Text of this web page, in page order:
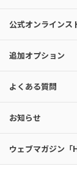
公式オンラインス
追加オプション
よくある質問
お知らせ
ウェブマガジン「